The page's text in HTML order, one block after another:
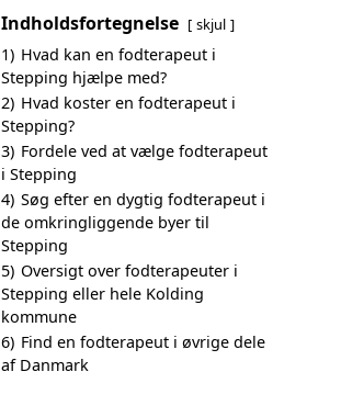
Indholdsfortegnelse skjul
1) Hvad kan en fodterapeut i
Stepping hjælpe med?
2) Hvad koster en fodterapeut i
Stepping?
3) Fordele ved at vælge fodterapeut
i Stepping
4) Søg efter en dygtig fodterapeut i
de omkringliggende byer til
Stepping
5) Oversigt over fodterapeuter i
Stepping eller hele Kolding
kommune
6) Find en fodterapeut i øvrige dele
af Danmark